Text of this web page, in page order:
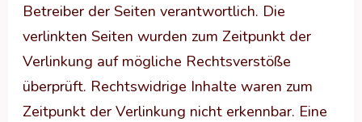
Betreiber der Seiten verantwortlich. Die
verlinkten Seiten wurden zum Zeitpunkt der
Verlinkung auf mögliche Rechtsverstöße
überprüft. Rechtswidrige Inhalte waren zum
Zeitpunkt der Verlinkung nicht erkennbar. Eine